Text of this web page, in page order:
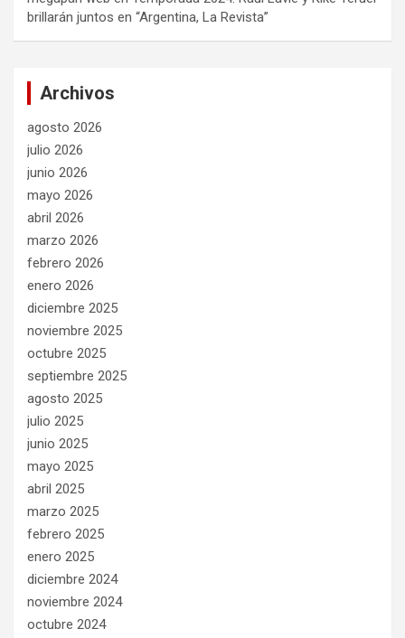
brillarán juntos en “Argentina, La Revista”
Archivos
agosto 2026
julio 2026
junio 2026
mayo 2026
abril 2026
marzo 2026
febrero 2026
enero 2026
diciembre 2025
noviembre 2025
octubre 2025
septiembre 2025
agosto 2025
julio 2025
junio 2025
mayo 2025
abril 2025
marzo 2025
febrero 2025
enero 2025
diciembre 2024
noviembre 2024
octubre 2024